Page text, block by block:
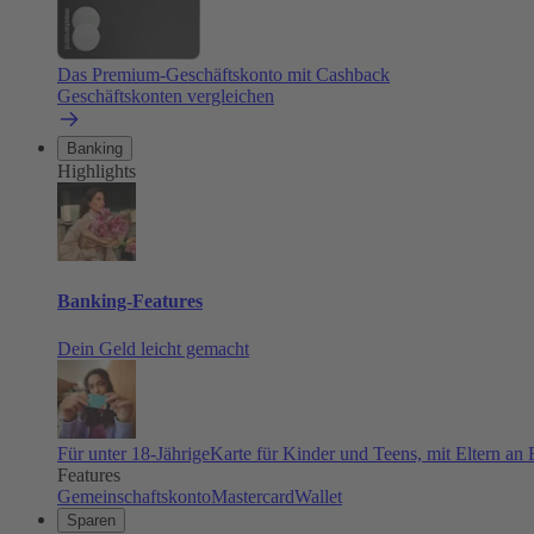
Das Premium-Geschäftskonto mit Cashback
Geschäftskonten vergleichen
Banking
Highlights
Banking-Features
Dein Geld leicht gemacht
Für unter 18-JährigeKarte für Kinder und Teens, mit Eltern an
Features
GemeinschaftskontoMastercardWallet
Sparen